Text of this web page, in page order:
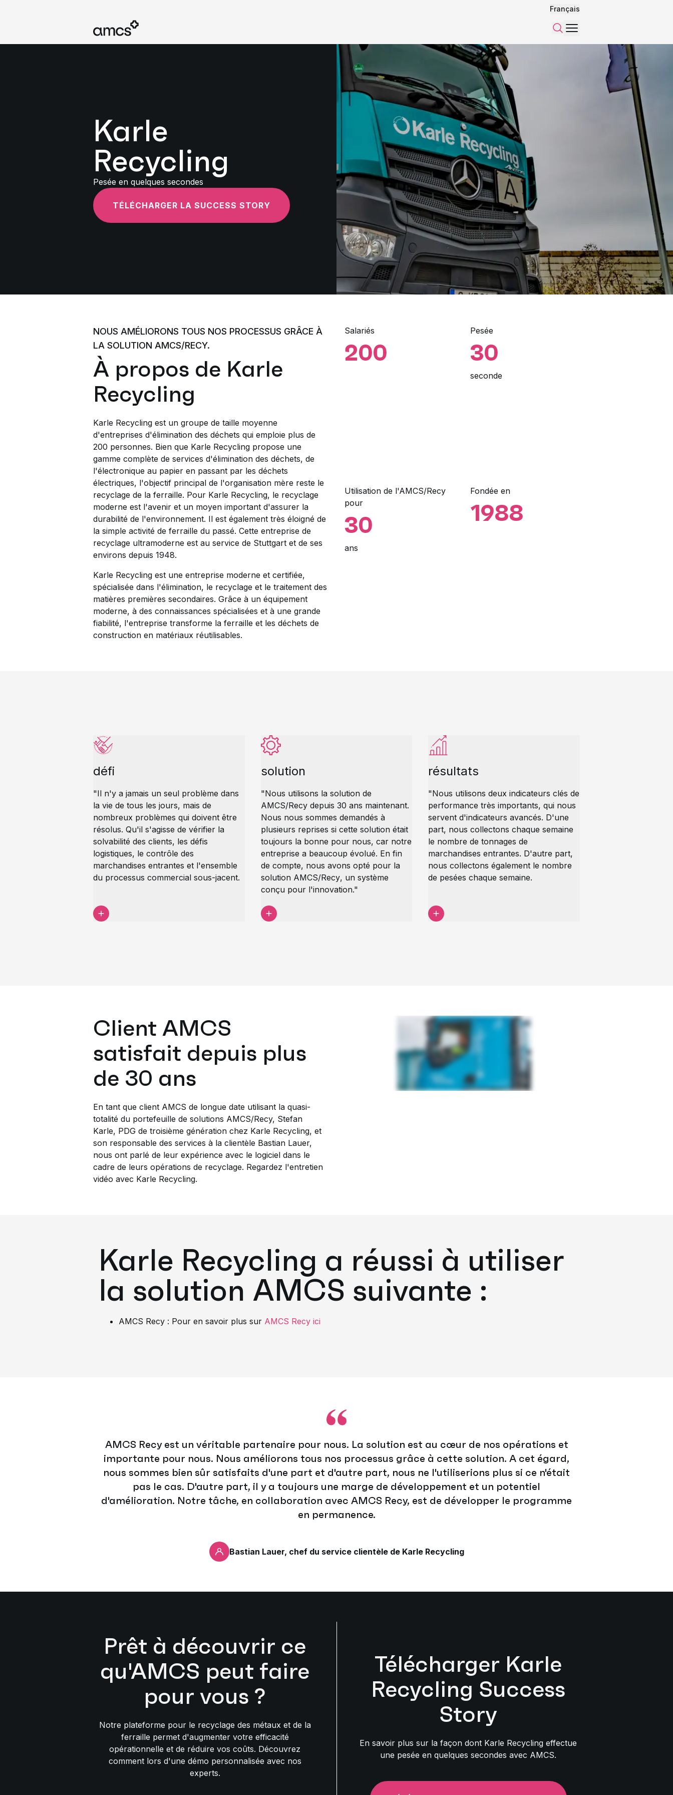
Français
Recherche
Menu
Karle
Recycling
Pesée en quelques secondes
TÉLÉCHARGER LA SUCCESS STORY
NOUS AMÉLIORONS TOUS NOS PROCESSUS GRÂCE À
LA SOLUTION AMCS/RECY.
À propos de Karle
Recycling
Karle Recycling est un groupe de taille moyenne
d'entreprises d'élimination des déchets qui emploie plus de
200 personnes. Bien que Karle Recycling propose une
gamme complète de services d'élimination des déchets, de
l'électronique au papier en passant par les déchets
électriques, l'objectif principal de l'organisation mère reste le
recyclage de la ferraille. Pour Karle Recycling, le recyclage
moderne est l'avenir et un moyen important d'assurer la
durabilité de l'environnement. Il est également très éloigné de
la simple activité de ferraille du passé. Cette entreprise de
recyclage ultramoderne est au service de Stuttgart et de ses
environs depuis 1948.
Karle Recycling est une entreprise moderne et certifiée,
spécialisée dans l'élimination, le recyclage et le traitement des
matières premières secondaires. Grâce à un équipement
moderne, à des connaissances spécialisées et à une grande
fiabilité, l'entreprise transforme la ferraille et les déchets de
construction en matériaux réutilisables.
Salariés
200
Pesée
30
seconde
Utilisation de l'AMCS/Recy
pour
30
ans
Fondée en
1988
défi
"Il n'y a jamais un seul problème dans
la vie de tous les jours, mais de
nombreux problèmes qui doivent être
résolus. Qu'il s'agisse de vérifier la
solvabilité des clients, les défis
logistiques, le contrôle des
marchandises entrantes et l'ensemble
du processus commercial sous-jacent.
solution
"Nous utilisons la solution de
AMCS/Recydepuis 30 ans maintenant.
Nous nous sommes demandés à
plusieurs reprises si cette solution était
toujours la bonne pour nous, car notre
entreprise a beaucoup évolué. En fin
de compte, nous avons opté pour la
solution AMCS/Recy, un système
conçu pour l'innovation."
résultats
"Nous utilisons deux indicateurs clés de
performance très importants, qui nous
servent d'indicateurs avancés. D'une
part, nous collectons chaque semaine
le nombre de tonnages de
marchandises entrantes. D'autre part,
nous collectons également le nombre
de pesées chaque semaine.
Client AMCS
satisfait depuis plus
de 30 ans
En tant que client AMCS de longue date utilisant la quasi-
totalité du portefeuille de solutions AMCS/Recy, Stefan
Karle, PDG de troisième génération chez Karle Recycling, et
son responsable des services à la clientèle Bastian Lauer,
nous ont parlé de leur expérience avec le logiciel dans le
cadre de leurs opérations de recyclage. Regardez l'entretien
vidéo avec Karle Recycling.
Karle Recycling a réussi à utiliser
la solution AMCS suivante :
AMCS Recy : Pour en savoir plus sur AMCS Recy ici
AMCS Recy est un véritable partenaire pour nous. La solution est au cœur de nos opérations et
importante pour nous. Nous améliorons tous nos processus grâce à cette solution. A cet égard,
nous sommes bien sûr satisfaits d'une part et d'autre part, nous ne l'utiliserions plus si ce n'était
pas le cas. D'autre part, il y a toujours une marge de développement et un potentiel
d'amélioration. Notre tâche, en collaboration avec AMCS Recy, est de développer le programme
en permanence.
Bastian Lauer, chef du service clientèle de Karle Recycling
Prêt à découvrir ce
qu'AMCS peut faire
pour vous ?
Notre plateforme pour le recyclage des métaux et de la
ferraille permet d'augmenter votre efficacité
opérationnelle et de réduire vos coûts. Découvrez
comment lors d'une démo personnalisée avec nos
experts.
Télécharger Karle
Recycling Success
Story
En savoir plus sur la façon dont Karle Recycling effectue
une pesée en quelques secondes avec AMCS.